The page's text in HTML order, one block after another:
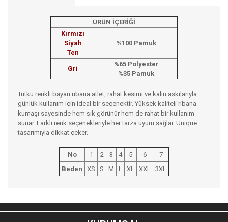
ÜRÜN İÇERİĞİ
Kırmızı
Siyah
Ten
%100 Pamuk
Gri
%65 Polyester
%35 Pamuk
Tutku renkli bayan ribana atlet, rahat kesimi ve kalın askılarıyla
günlük kullanım için ideal bir seçenektir. Yüksek kaliteli ribana
kumaşı sayesinde hem şık görünür hem de rahat bir kullanım
sunar. Farklı renk seçenekleriyle her tarza uyum sağlar. Unique
tasarımıyla dikkat çeker.
No 1 2 3 4 5 6
7
Beden
XS S M L XL XXL 3XL
Bu ürünün fiyat bilgisi, resim, ürün açıklamalarında ve diğer
konularda yetersiz gördüğünüz noktaları öneri formunu